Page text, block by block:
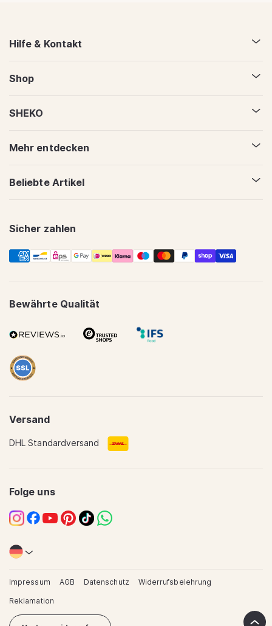
Hilfe & Kontakt
Shop
SHEKO
Mehr entdecken
Beliebte Artikel
Sicher zahlen
Zahlungsmethoden
Bewährte Qualität
Versand
Translation
DHL Standardversand
Folge uns
Instagram
Facebook
YouTubePinterest
TikTokWhatsApp
Impressum AGB Datenschutz Widerrufsbelehrung
Reklamation